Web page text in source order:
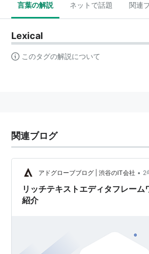
言葉の解説 ネットで話題 関連
Lexical
このタグの解説について
関連ブログ
アドグローブブログ | 渋谷のIT会社 • 2
リッチテキストエディタフレー
紹介